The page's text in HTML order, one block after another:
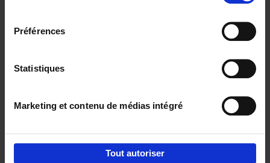
Préférences
Statistiques
Marketing et contenu de médias intégré
Tout autoriser
Digital marketing like a PRO -
completely revised edition (EN)